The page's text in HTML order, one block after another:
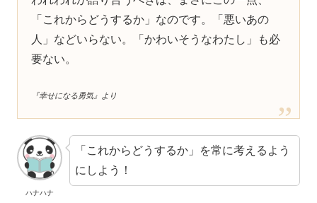
「これからどうするか」なのです。「悪いあの
人」などいらない。「かわいそうなわたし」も必
要ない。
『幸せになる勇気』より
ハナハナ
「これからどうするか」を常に考えるよう
にしよう！